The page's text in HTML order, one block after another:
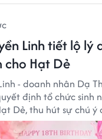
Linh tiết lộ lý
cho Hạt Dẻ
- doanh nhân Dạ
định tổ chức sinh
Dẻ, thu hút sự chú ý